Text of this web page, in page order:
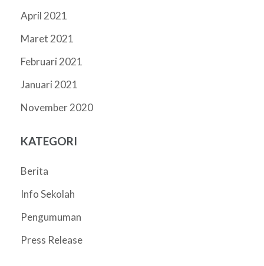
April 2021
Maret 2021
Februari 2021
Januari 2021
November 2020
KATEGORI
Berita
Info Sekolah
Pengumuman
Press Release